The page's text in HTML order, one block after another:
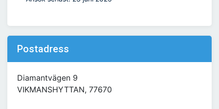
Postadress
Diamantvägen 9
VIKMANSHYTTAN, 77670